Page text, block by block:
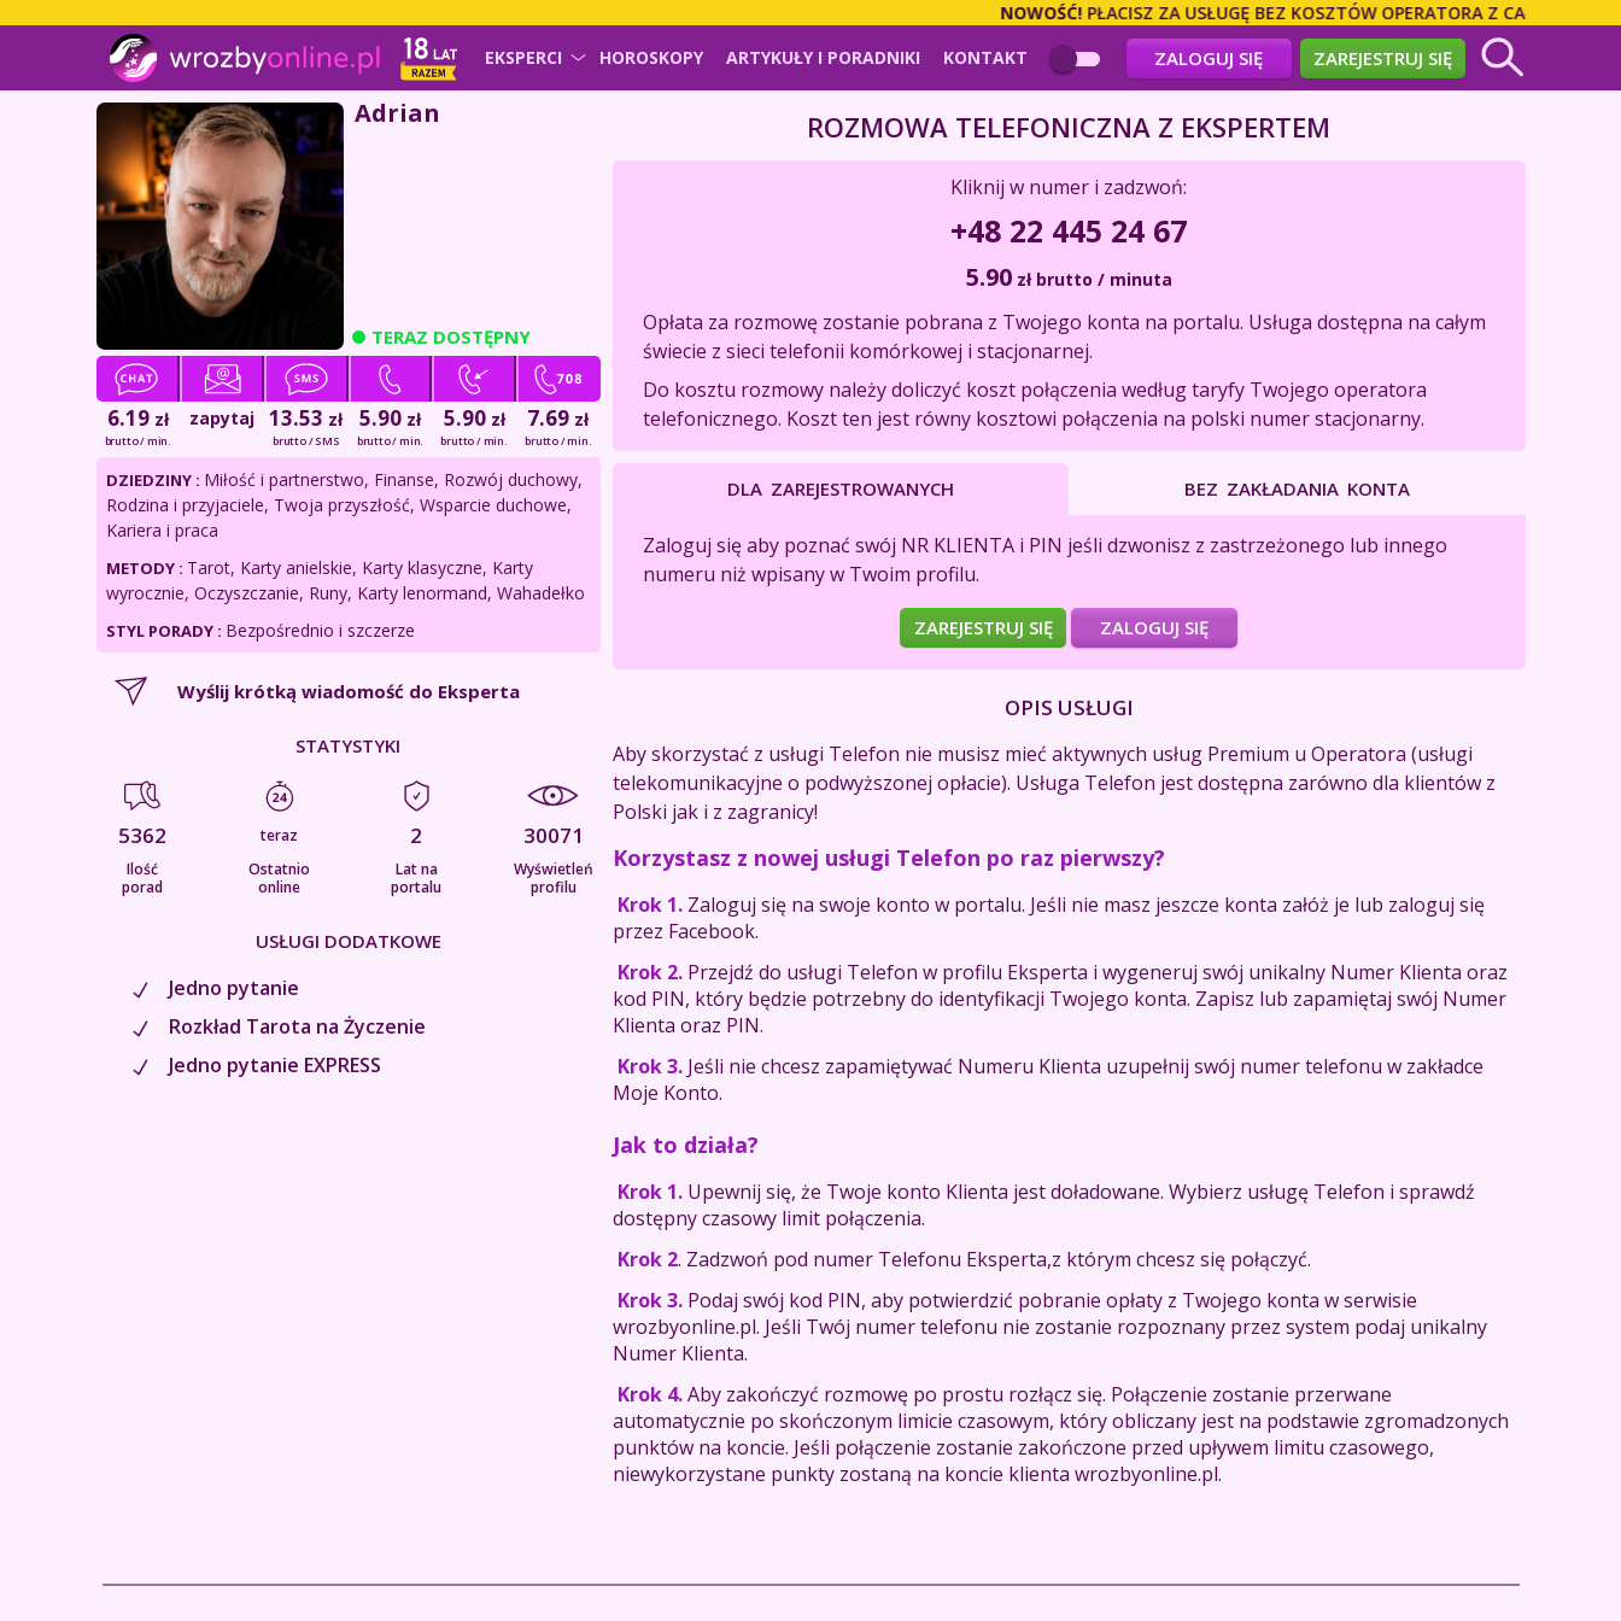
NOWOŚĆ!PŁACISZ ZA USŁUGĘ BEZ KOSZTÓW OPERATORA Z CAŁEGO ŚWIATA!
EKSPERCI HOROSKOPY ARTYKUŁY I PORADNIKI KONTAKT ZALOGUJ SIĘ ZAREJESTRUJ SIĘ
Adrian
TERAZ DOSTĘPNY
6.19 zł
brutto / min.
zapytaj 13.53 zł
brutto / SMS
5.90 zł
brutto / min.
5.90 zł
brutto / min.
7.69 zł
brutto / min.
DZIEDZINY : Miłość i partnerstwo, Finanse, Rozwój duchowy,
Rodzina i przyjaciele, Twoja przyszłość, Wsparcie duchowe,
Kariera i praca
METODY : Tarot, Karty anielskie, Karty klasyczne, Karty
wyrocznie, Oczyszczanie, Runy, Karty lenormand, Wahadełko
STYL PORADY : Bezpośrednio i szczerze
Wyślij krótką wiadomość do Eksperta
STATYSTYKI
5362
Ilość
porad
teraz
Ostatnio
online
2
Lat na
portalu
30071
Wyświetleń
profilu
USŁUGI DODATKOWE
Jedno pytanie
Rozkład Tarota na Życzenie
Jedno pytanie EXPRESS
ROZMOWA TELEFONICZNA Z EKSPERTEM
Kliknij w numer i zadzwoń:
+48 22 445 24 67
5.90 złbrutto / minuta
Opłata za rozmowę zostanie pobrana z Twojego konta na portalu. Usługa dostępna na całym
świecie z sieci telefonii komórkowej i stacjonarnej.
Do kosztu rozmowy należy doliczyć koszt połączenia według taryfy Twojego operatora
telefonicznego. Koszt ten jest równy kosztowi połączenia na polski numer stacjonarny.
DLA ZAREJESTROWANYCH BEZ ZAKŁADANIA KONTA
Zaloguj się aby poznać swój NR KLIENTA i PIN jeśli dzwonisz z zastrzeżonego lub innego
numeru niż wpisany w Twoim profilu.
ZAREJESTRUJ SIĘ ZALOGUJ SIĘ
OPIS USŁUGI
Aby skorzystać z usługi Telefon nie musisz mieć aktywnych usług Premium u Operatora (usługi
telekomunikacyjne o podwyższonej opłacie). Usługa Telefon jest dostępna zarówno dla klientów z
Polski jak i z zagranicy!
Korzystasz z nowej usługi Telefon po raz pierwszy?
Krok 1.Zaloguj się na swoje konto w portalu. Jeśli nie masz jeszcze konta załóż je lub zaloguj się
przez Facebook.
Krok 2.Przejdź do usługi Telefon w profilu Eksperta i wygeneruj swój unikalny Numer Klienta oraz
kod PIN, który będzie potrzebny do identyfikacji Twojego konta. Zapisz lub zapamiętaj swój Numer
Klienta oraz PIN.
Krok 3.Jeśli nie chcesz zapamiętywać Numeru Klienta uzupełnij swój numer telefonu w zakładce
Moje Konto.
Jak to działa?
Krok 1.Upewnij się, że Twoje konto Klienta jest doładowane. Wybierz usługę Telefon i sprawdź
dostępny czasowy limit połączenia.
Krok 2. Zadzwoń pod numer Telefonu Eksperta,z którym chcesz się połączyć.
Krok 3.Podaj swój kod PIN, aby potwierdzić pobranie opłaty z Twojego konta w serwisie
wrozbyonline.pl. Jeśli Twój numer telefonu nie zostanie rozpoznany przez system podaj unikalny
Numer Klienta.
Krok 4.Aby zakończyć rozmowę po prostu rozłącz się. Połączenie zostanie przerwane
automatycznie po skończonym limicie czasowym, który obliczany jest na podstawie zgromadzonych
punktów na koncie. Jeśli połączenie zostanie zakończone przed upływem limitu czasowego,
niewykorzystane punkty zostaną na koncie klienta wrozbyonline.pl.